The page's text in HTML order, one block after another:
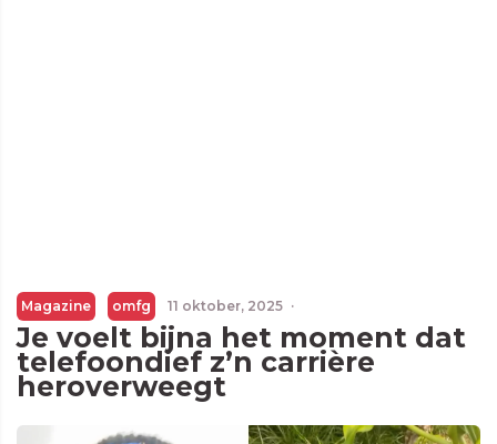
Magazine omfg 11 oktober, 2025 ·
Je voelt bijna het moment dat
telefoondief z’n carrière
heroverweegt